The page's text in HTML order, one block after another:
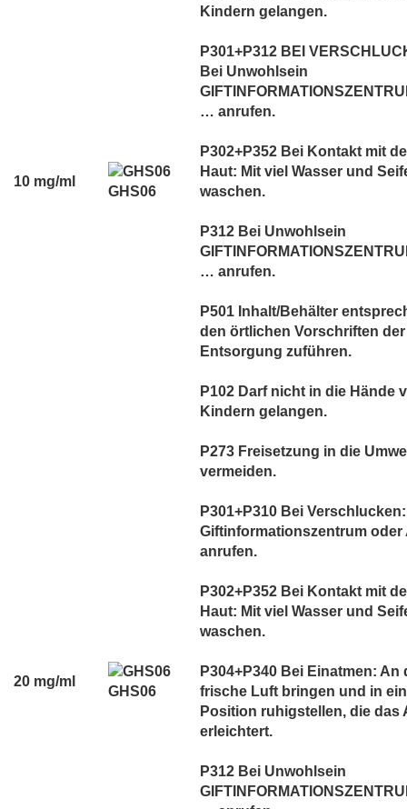
10 mg/ml
GHS06
Kindern gelangen.
P301+P312 BEI
Bei Unwohlsein
… anrufen.
P302+P352 Bei Kontakt mit
Haut: Mit viel Wasser und
waschen.
P312 Bei Unwohlsein
… anrufen.
P501 Inhalt/Behälter
den örtlichen Vorschriften der
Entsorgung zuführen.
20 mg/ml
GHS06
P102 Darf nicht in die Hände
Kindern gelangen.
P273 Freisetzung in die
vermeiden.
P301+P310 Bei
Giftinformationszentrum oder
anrufen.
P302+P352 Bei Kontakt mit
Haut: Mit viel Wasser und
waschen.
P304+P340 Bei Einatmen: An
frische Luft bringen und in
Position ruhigstellen, die das
erleichtert.
P312 Bei Unwohlsein